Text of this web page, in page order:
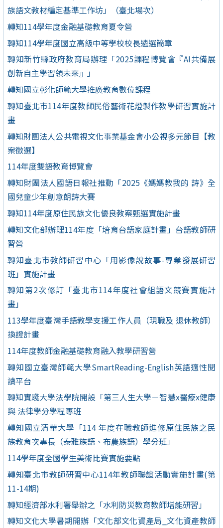
族語文教材編定基準工作坊」（臺北場次）
轉知114學年度金融基礎教育夏令營
轉知114學年度國立高級中等學校校長遴選簡章
轉知新竹縣政府教育局辦理「2025課程博覽會『AI共備展
創新自主學習領未來』」
轉知國立彰化師範大學推廣教育數位課程
轉知臺北市114年度教師民俗藝術花燈製作教學研習實施計
畫
轉知財團法人公共電視文化事業基金會小公視多元節目【教
案徵選】
114年度雙語教育博覽會
轉知財團法人國語日報社推動「2025《媽媽教我的 詩》全
國兒童少年創意朗詩大賽
轉知114年度原住民族文化優良教案甄選實施計畫
轉知文化部辦理114年度「培育台語家庭計畫」台語教師研
習營
轉知臺北市教師研習中心「用影像說故事-專業發展研習
班」實施計畫
轉知第2次修訂「臺北市114年度社會組語文競賽實施計
畫」
113學年度臺灣手語教學支援工作人員（現職及 退休教師）
換證計畫
114年度教師金融基礎教育融入教學研習營
轉知國立臺灣師範大學SmartReading-English英語適性閱
讀平台
轉知實踐大學法學院開設「第三人生大學－智慧x醫療x健康
與 法律學分學程專班
轉知國立清華大學「114 年度在職教師進修原住民族之民
族教育次專長（泰雅族語、布農族語）學分班」
114學年度全國學生美術比賽實施要點
轉知臺北市教師研習中心114年教師聯誼活動實施計畫(第
11-14期)
轉知經濟部水利署舉辦之「水利防災教育教師增能研習」
轉知文化大學暑期開辦「文化部文化資產局_文化資產教師